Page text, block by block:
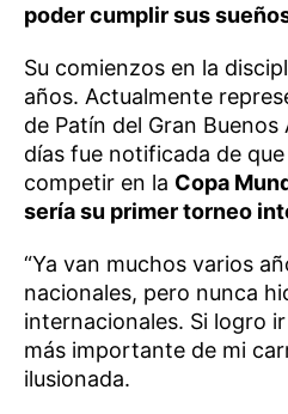
poder cumplir sus
Su comienzos en la
años. Actualmente
de Patín del Gran
días fue notificada de
competir en la Copa
sería su primer torneo
“Ya van muchos varios
nacionales, pero nunca
internacionales. Si logro
más importante de mi
ilusionada.